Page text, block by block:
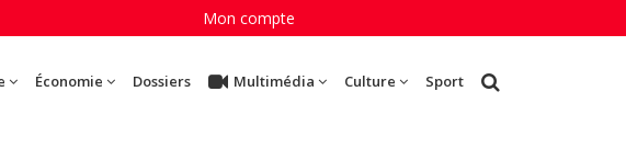
Mon compte
Économie Dossiers Multimédia Culture Sport